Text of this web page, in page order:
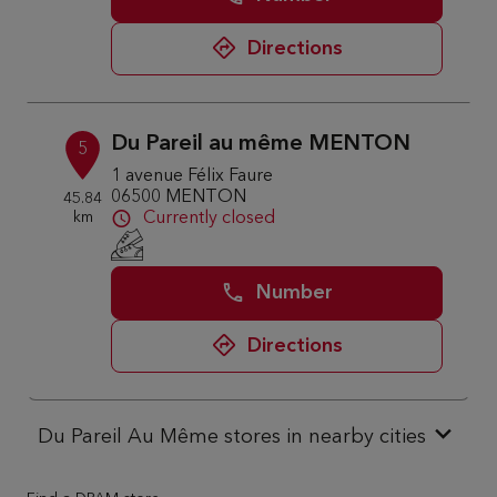
Directions
5
45.84
km
Du Pareil au même MENTON
1 avenue Félix Faure
06500 MENTON
Currently closed
Number
Directions
Du Pareil Au Même stores in nearby cities